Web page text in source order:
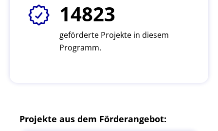
14823
geförderte Projekte in diesem
Programm.
Projekte aus dem Förderangebot: